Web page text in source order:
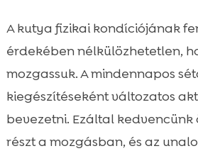
A kutya fizikai kondíciójának
érdekében nélkülözhetetlen,
mozgassuk. A mindennapos
kiegészítéseként változatos
bevezetni. Ezáltal kedvencünk
részt a mozgásban, és az